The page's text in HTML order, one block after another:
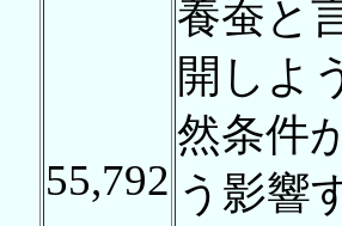
55,792
養蚕と
開しよ
然条件
う影響